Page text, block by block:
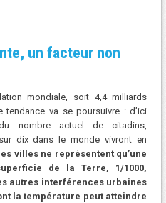
un facteur non
mondiale, soit 4,4 milliards
tendance va se poursuivre : d’ici
nombre actuel de citadins,
dix dans le monde vivront en
villes ne représentent qu’une
de la Terre, 1/1000,
autres interférences urbaines
la température peut atteindre